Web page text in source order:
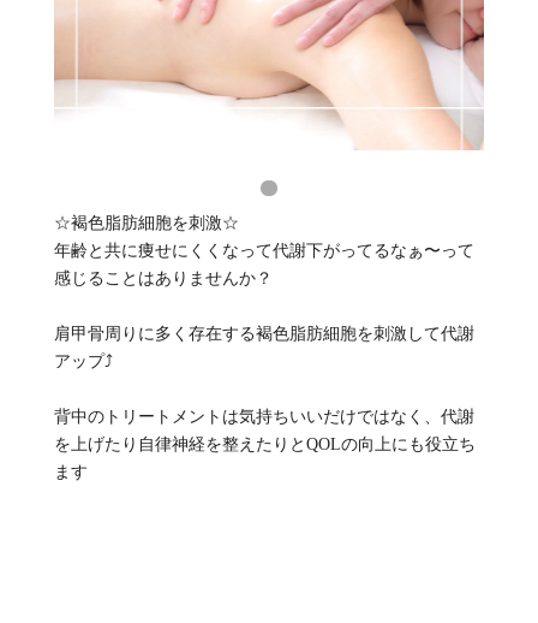
☆褐色脂肪細胞を刺激☆
年齢と共に痩せにくくなって代謝下がってるなぁ〜って
感じることはありませんか？
肩甲骨周りに多く存在する褐色脂肪細胞を刺激して代謝
アップ⤴️
背中のトリートメントは気持ちいいだけではなく、代謝
を上げたり自律神経を整えたりとQOLの向上にも役立ち
ます